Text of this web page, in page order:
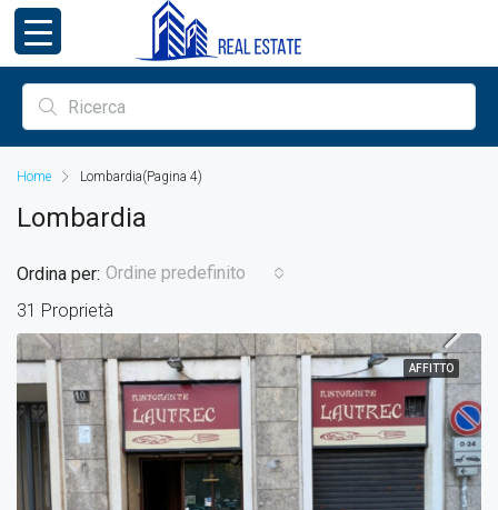
Home Lombardia(Pagina 4)
Lombardia
31 Proprietà
Ordina per: Ordine predefinito
AFFITTO